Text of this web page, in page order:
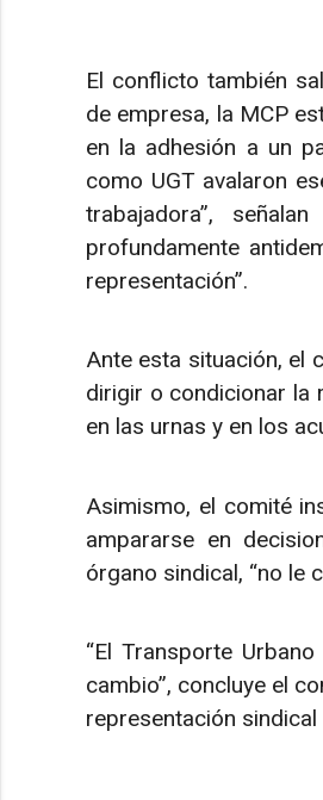
El conflicto también
de empresa, la MCP
en la adhesión a un
como UGT avalaron
trabajadora”,
profundamente
representación”.
Ante esta situación, el
dirigir o condicionar la
en las urnas y en los
Asimismo, el comité
ampararse en
órgano sindical, “no le
“El Transporte
cambio”, concluye el
representación sindical